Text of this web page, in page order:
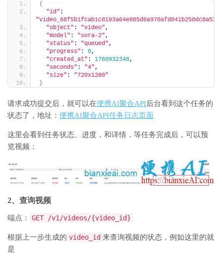
{
"id"
"object" : "video",
"model" : "sora-2",
"status" : "queued",
"progress" : 0,
"created_at" : 1760932348,
"seconds" : "4",
"size" : "720x1280"
}
请求成功提交后，就可以在便携AI聚合API后台看到这个任务的
状态了，地址： 便携AI聚合API任务日志页面
这里会看到任务状态、进度，和详情，等任务完成后，可以预
览视频：
2、查询视频
端点： GET /v1/videos/{video_id}
根据上一步生成的 video_id 来查询视频的状态，例如这里的就
是